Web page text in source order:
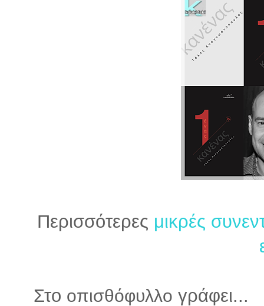
Περισσότερες μικρές
Στο οπισθόφυλλο γράφει...